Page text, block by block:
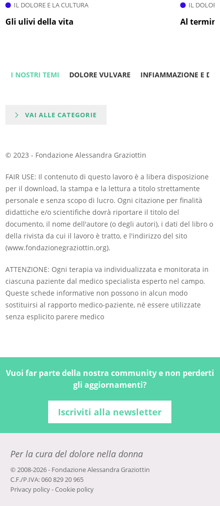
IL DOLORE E LA CULTURA
Gli ulivi della vita
IL
Al
I NOSTRI TEMI DOLORE VULVARE INFIAMMAZIONE E
VAI ALLE CATEGORIE
© 2023 - Fondazione Alessandra Graziottin
FAIR USE: Il contenuto di questo lavoro è a libera disposizione
per il download, la stampa e la lettura a titolo strettamente
personale e senza scopo di lucro. Ogni citazione per finalità
didattiche e/o scientifiche dovrà riportare il titolo del
documento, il nome dell'autore (o degli autori), i dati del libro o
della rivista da cui il lavoro è tratto, e l'indirizzo del sito
(www.fondazionegraziottin.org).
ATTENZIONE: Ogni terapia va individualizzata e monitorata in
ciascuna paziente dal medico specialista esperto nel campo.
Queste schede informative non possono in alcun modo
sostituirsi al rapporto medico-paziente, né essere utilizzate
senza esplicito parere medico
Vuoi far parte della nostra community e non perderti
gli aggiornamenti?
Iscriviti alla newsletter
Per la cura del dolore nella donna
© 2008-2026 - Fondazione Alessandra Graziottin
C.F./P.IVA: 060 829 20 965
Privacy policy-Cookie policy